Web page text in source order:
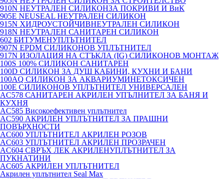
910N НЕУТРАЛЕН СИЛИКОНЗА ПОКРИВИ И ВиК
905E NEUSEAL НЕУТРАЛЕН СИЛИКОН
915N ХИДРОУСТОЙЧИВНЕУТРАЛЕН СИЛИКОН
918N НЕУТРАЛЕН САНИТАРЕН СИЛИКОН
602 БИТУМЕНУПЛЪТНИТЕЛ
907N EPDM СИЛИКОНОВ УПЛЪТНИТЕЛ
917N ИЗОЛАЦИЯ НА СТЪКЛА (IG) СИЛИКОНОВ МОНТАЖ
100S 100% СИЛИКОН САНИТАРЕН
100D СИЛИКОН ЗА ДУШ КАБИНИ, КУХНИ И БАНИ
100AQ СИЛИКОН ЗА АКВАРИУМИНЕТОКСИЧЕН
100E СИЛИКОНОВ УПЛЪТНИТЕЛ УНИВЕРСАЛЕН
AC578 САНИТАРЕН АКРИЛЕН УПЪЛНИТЕЛ ЗА БАНЯ И
КУХНЯ
AC585 Високоефективен уплътнител
AC590 АКРИЛЕН УПЛЪТНИТЕЛ ЗА ПРАШНИ
ПОВЪРХНОСТИ
AC600 УПЛЪТНИТЕЛ АКРИЛЕН РОЗОВ
AC603 УПЛЪТНИТЕЛ АКРИЛЕН ПРОЗРАЧЕН
AC604 СВРЪХ ЛЕК АКРИЛЕНУПЛЪТНИТЕЛ ЗА
ПУКНАТИНИ
AC605 АКРИЛЕН УПЛЪТНИТЕЛ
Акрилен уплътнител Seal Max